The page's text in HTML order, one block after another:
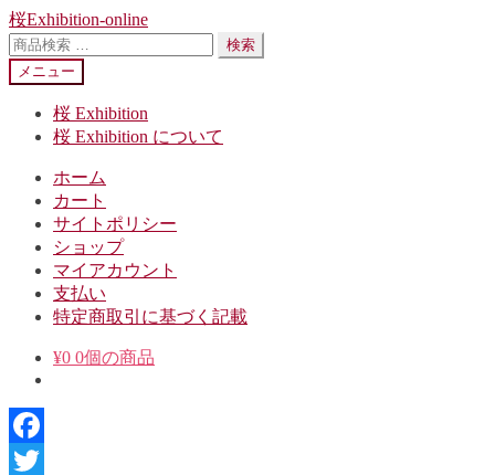
ナ
ビ
ゲ
ー
コ
ン
テ
ン
桜Exhibition-online
検
索
対
検索
メニュー
桜 Exhibition
桜 Exhibition について
ホーム
カート
サイトポリシー
ショップ
マイアカウント
支払い
特定商取引に基づく記載
¥0 0個の商品
Facebook